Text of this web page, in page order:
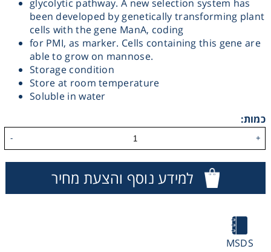
glycolytic pathway. A new selection system has
been developed by genetically transforming plant
cells with the gene ManA, coding
for PMI, as marker. Cells containing this gene are
able to grow on mannose.
Storage condition
Store at room temperature
Soluble in water
כמות:
+
-
למידע נוסף והצעת מחיר
MSDS
Pumps
Sample Preparation
Shaking & Stirring
Storage
Thermometry
Washing
Chromatography